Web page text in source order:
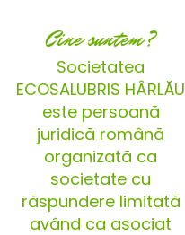
Cine suntem?
Societatea
ECOSALUBRIS HÂRLĂU
este persoană
juridică română
organizată ca
societate cu
răspundere limitată
având ca asociat